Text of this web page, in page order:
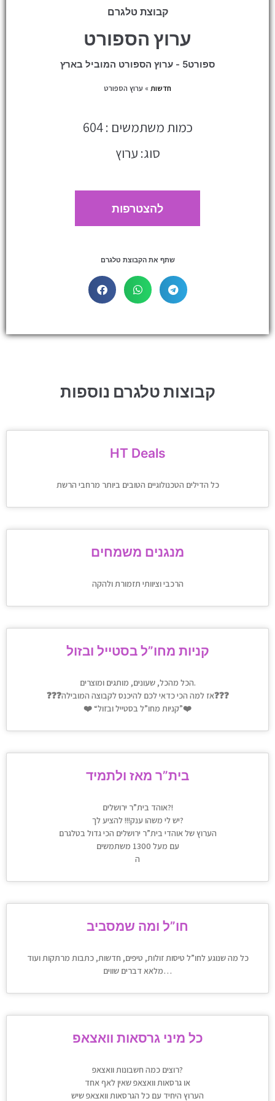
קבוצת טלגרם
ערוץ הספורט
ספורט5 - ערוץ הספורט המוביל בארץ
חדשות » ערוץ הספורט
כמות משתמשים : 604
סוג: ערוץ
להצטרפות
שתף את הקבוצת טלגרם
קבוצות טלגרם נוספות
HT Deals
כל הדילים הטכנולוגיים הטובים ביותר מרחבי הרשת
מנגנים משמחים
הרכבי וציוותי תזמורת ולהקה
קניות מחו”ל בסטייל ובזול
הכל מהכל, שעונים, מותגים ומוצרים.
❓❓❓אז למה הכי כדאי לכם להיכנס לקבוצה המובילה❓❓❓
❤️ “קניות מחו”ל בסטייל ובזול”❤️
בית”ר מאז ולתמיד
אוהד בית”ר ירושלים?!
יש לי משהו ענק!!! להציע לך?
הערוץ של אוהדי בית”ר ירושלים הכי גדול בטלגרם
עם מעל 1300 משתמשים
ה
חו”ל ומה שמסביב
כל מה שנוגע לחו”ל טיסות זולות, טיפים, חדשות, כתבות מרתקות ועוד
מלאא דברים שווים…
כל מיני גרסאות וואצאפ
רוצים כמה חשבונות וואצאפ?
או גרסאות וואצאפ שאין לאף אחד
הערוץ היחיד עם כל הגרסאות וואצאפ שיש